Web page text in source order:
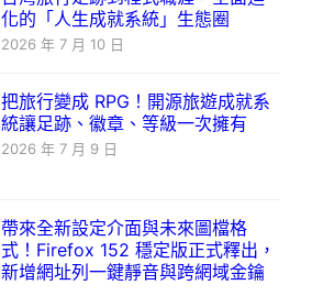
化的「人生成就系統」生態圈
2026 年 7 月 10 日
把旅行變成 RPG！開源旅遊成就系
統讓足跡、徽章、等級一次擁有
2026 年 7 月 9 日
帶來全新設定介面與未來圖檔格
式！Firefox 152 穩定版正式釋出，
新增網址列一鍵靜音與跨網域金鑰